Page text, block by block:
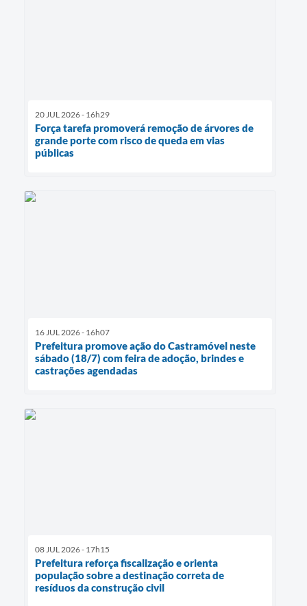
20 JUL 2026 - 16h29
Força tarefa promoverá remoção de árvores de
grande porte com risco de queda em vias
públicas
16 JUL 2026 - 16h07
Prefeitura promove ação do Castramóvel neste
sábado (18/7) com feira de adoção, brindes e
castrações agendadas
08 JUL 2026 - 17h15
Prefeitura reforça fiscalização e orienta
população sobre a destinação correta de
resíduos da construção civil